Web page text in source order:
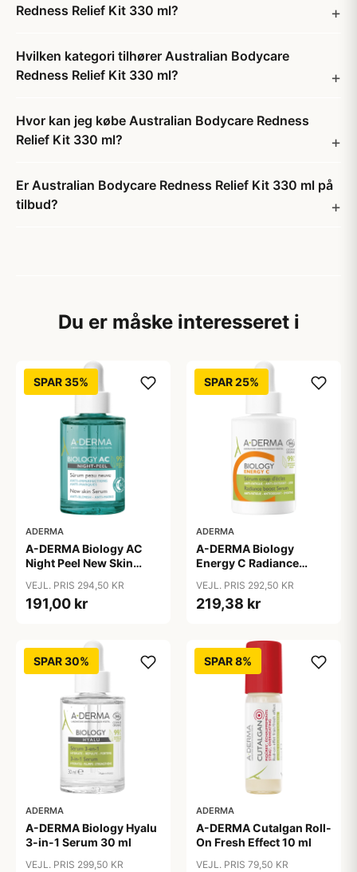
Redness Relief Kit 330 ml?
Hvilken kategori tilhører Australian Bodycare
Redness Relief Kit 330 ml?
Hvor kan jeg købe Australian Bodycare Redness
Relief Kit 330 ml?
Er Australian Bodycare Redness Relief Kit 330 ml på
tilbud?
Du er måske interesseret i
SPAR 35%
ADERMA
A-DERMA Biology AC
Night Peel New Skin
VEJL. PRIS 294,50 KR
191,00 kr
SPAR 25%
ADERMA
A-DERMA Biology
Energy C Radiance
VEJL. PRIS 292,50 KR
219,38 kr
SPAR 30%
ADERMA
A-DERMA Biology Hyalu
3-in-1 Serum 30 ml
VEJL. PRIS 299,50 KR
SPAR 8%
ADERMA
A-DERMA Cutalgan Roll-
On Fresh Effect 10 ml
VEJL. PRIS 79,50 KR